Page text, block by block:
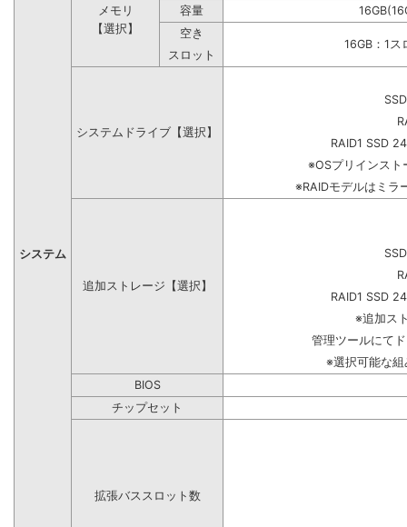
システム
メモリ
【選択】
容量
空き
16GB：1
スロット
システムドライブ【選択】
RAID1 SSD
※OSプリインスト
※RAIDモデルはミラ
追加ストレージ【選択】
RAID1 SSD
※追加ス
管理ツールにて
※選択可能な
BIOS
チップセット
拡張バススロット数